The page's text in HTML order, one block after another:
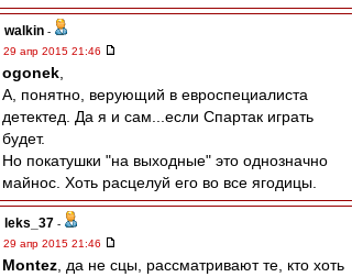
walkin -
29 апр 2015 21:46
ogonek
А, понятно, верующий в евроспециалиста
детектед. Да я и сам...если Спартак играть
будет.
Но покатушки "на выходные" это однозначно
майнос. Хоть расцелуй его во все ягодицы.
leks_37 -
29 апр 2015 21:46
Montez , да не сцы, рассматривают те, кто хоть